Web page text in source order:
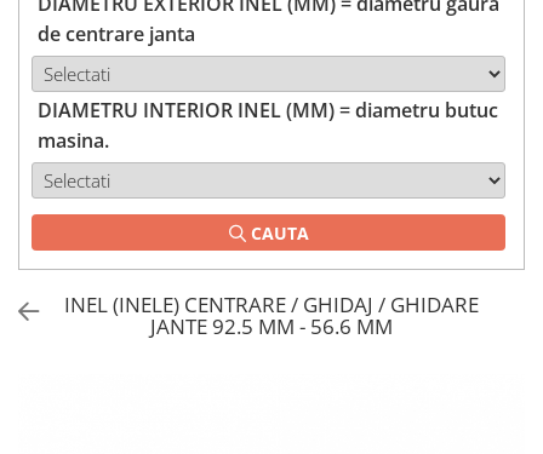
de centrare janta
DIAMETRU INTERIOR INEL (MM) = diametru butuc
masina.
CAUTA
INEL (INELE) CENTRARE / GHIDAJ / GHIDARE
JANTE 92.5 MM - 56.6 MM